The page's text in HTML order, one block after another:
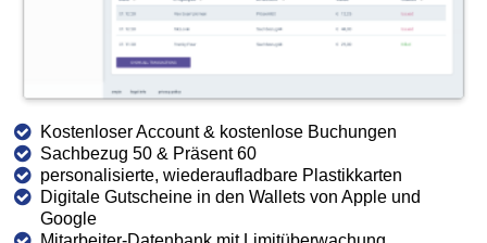
Kostenloser Account & kostenlose Buchungen
Sachbezug 50 & Präsent 60
personalisierte, wiederaufladbare Plastikkarten
Digitale Gutscheine in den Wallets von Apple und
Google